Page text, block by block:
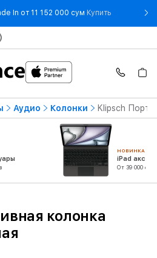
In от 11 152 000 сум Купить- iPhone 17
Аудио Колонки Klipsch
НОВИНКА
iPad
От 39 000
колонка